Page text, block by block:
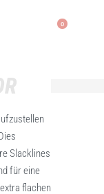
0
Slacklines
für eine
flachen